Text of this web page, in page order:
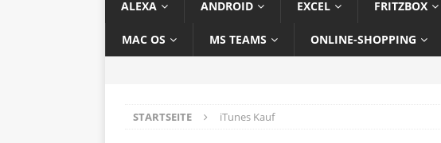
ALEXA ANDROID EXCEL FRITZBOX
MAC OS MS TEAMS ONLINE-SHOPPING
STARTSEITE iTunes Kauf